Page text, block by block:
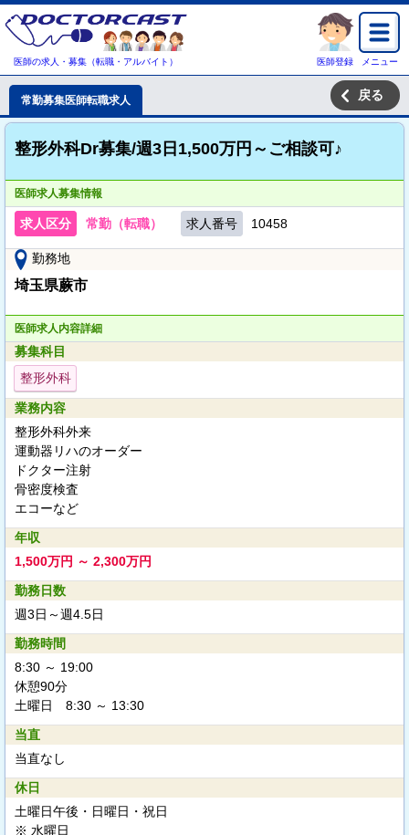
医師の求人・募集（転職・アルバイト） 医師登録 メニュー
常勤募集医師転職求人 戻る
整形外科Dr募集/週3日1,500万円～ご相談可♪
医師求人募集情報
求人区分 常勤（転職） 求人番号 10458
勤務地
埼玉県蕨市
医師求人内容詳細
募集科目
整形外科
業務内容
整形外科外来
運動器リハのオーダー
ドクター注射
骨密度検査
エコーなど
年収
1,500万円 ～ 2,300万円
勤務日数
週3日～週4.5日
勤務時間
8:30 ～ 19:00
休憩90分
土曜日 8:30 ～ 13:30
当直
当直なし
休日
土曜日午後・日曜日・祝日
※ 水曜日